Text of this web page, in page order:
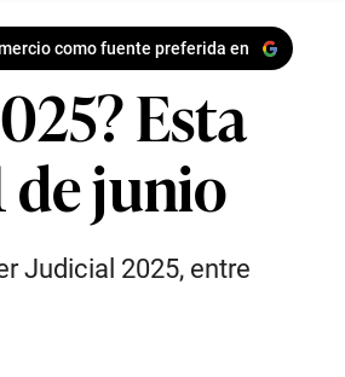
como fuente preferida en
Esta
de junio
Judicial 2025, entre